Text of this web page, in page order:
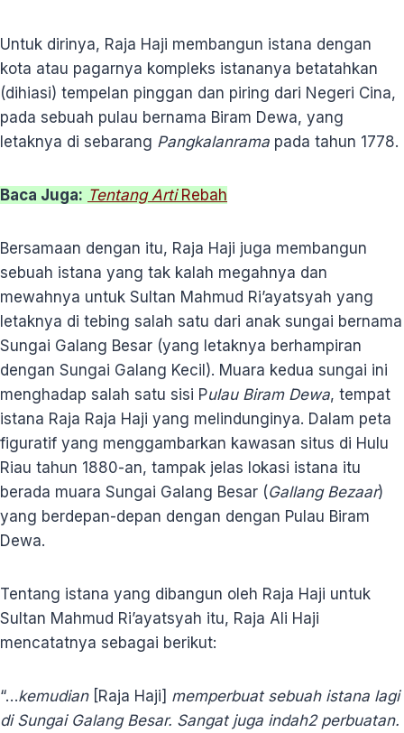
Untuk dirinya, Raja Haji membangun istana dengan
kota atau pagarnya kompleks istananya betatahkan
(dihiasi) tempelan pinggan dan piring dari Negeri Cina,
pada sebuah pulau bernama Biram Dewa, yang
letaknya di sebarang Pangkalanrama pada tahun 1778.
Baca Juga: Tentang ArtiRebah
Bersamaan dengan itu, Raja Haji juga membangun
sebuah istana yang tak kalah megahnya dan
mewahnya untuk Sultan Mahmud Ri’ayatsyah yang
letaknya di tebing salah satu dari anak sungai bernama
Sungai Galang Besar (yang letaknya berhampiran
dengan Sungai Galang Kecil). Muara kedua sungai ini
menghadap salah satu sisi Pulau Biram Dewa, tempat
istana Raja Raja Haji yang melindunginya. Dalam peta
figuratif yang menggambarkan kawasan situs di Hulu
Riau tahun 1880-an, tampak jelas lokasi istana itu
berada muara Sungai Galang Besar (Gallang Bezaar)
yang berdepan-depan dengan dengan Pulau Biram
Dewa.
Tentang istana yang dibangun oleh Raja Haji untuk
Sultan Mahmud Ri’ayatsyah itu, Raja Ali Haji
mencatatnya sebagai berikut:
“…kemudian [Raja Haji] memperbuat sebuah istana lagi
di Sungai Galang Besar. Sangat juga indah2 perbuatan.